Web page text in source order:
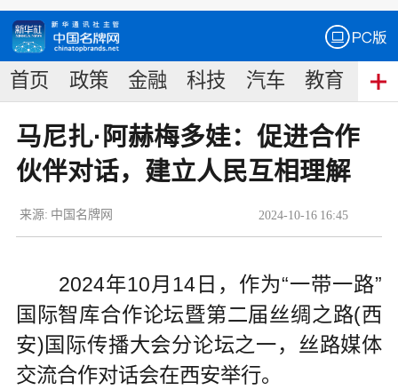
首页 政策 金融 科技 汽车 教育 食
马尼扎·阿赫梅多娃：促进合作
伙伴对话，建立人民互相理解
2024-10-16 16:45
来源: 中国名牌网
2024年10月14日，作为“一带一路”
国际智库合作论坛暨第二届丝绸之路(西
安)国际传播大会分论坛之一，丝路媒体
交流合作对话会在西安举行。